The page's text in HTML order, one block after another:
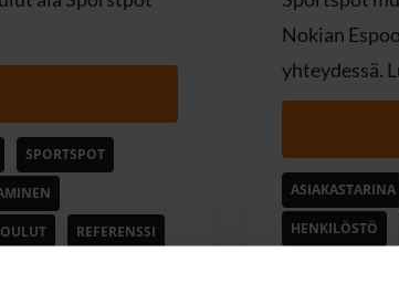
SPORTSPOT
REFERENSSI
Nokian
yhteydessä.
ASIAKASTARINA
HENKILÖSTÖ